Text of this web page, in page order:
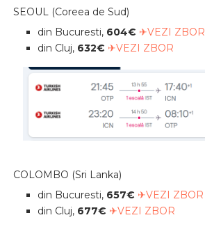
SEOUL (Coreea de Sud)
din Bucuresti, 604€ ✈VEZI ZBOR
din Cluj, 632€ ✈VEZI ZBOR
COLOMBO (Sri Lanka)
din Bucuresti, 657€ ✈VEZI ZBOR
din Cluj, 677€ ✈VEZI ZBOR